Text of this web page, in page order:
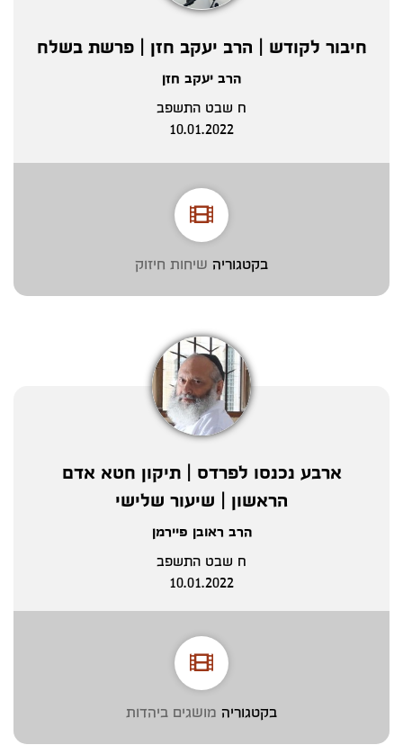
חיבור לקודש | הרב יעקב חזן | פרשת בשלח
הרב יעקב חזן
ח שבט התשפב
10.01.2022
בקטגוריה שיחות חיזוק
ארבע נכנסו לפרדס | תיקון חטא אדם
הראשון | שיעור שלישי
הרב ראובן פיירמן
ח שבט התשפב
10.01.2022
בקטגוריה מושגים ביהדות